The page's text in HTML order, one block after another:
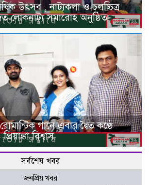
উৎসব , নাট্যকলা ও চলচ্চিত্র
লোকনাট্য সমারোহ অনুষ্ঠিত
গানে এবার দ্বৈত কণ্ঠে
বিশ্বাস
সর্বশেষ খবর
জনপ্রিয় খবর